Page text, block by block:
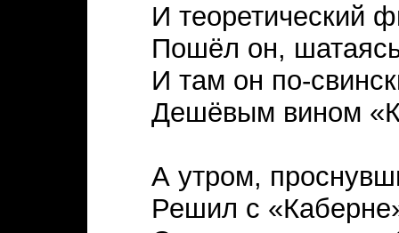
И теоретический
Пошёл он,
И там он по-
Дешёвым вином
А утром,
Решил с